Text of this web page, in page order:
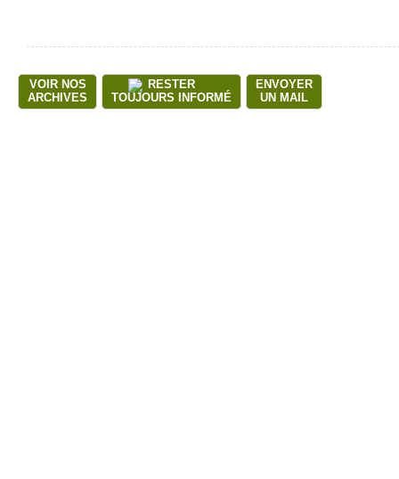
VOIR NOS
ARCHIVES
RESTER
TOUJOURS INFORMÉ
ENVOYER
UN MAIL